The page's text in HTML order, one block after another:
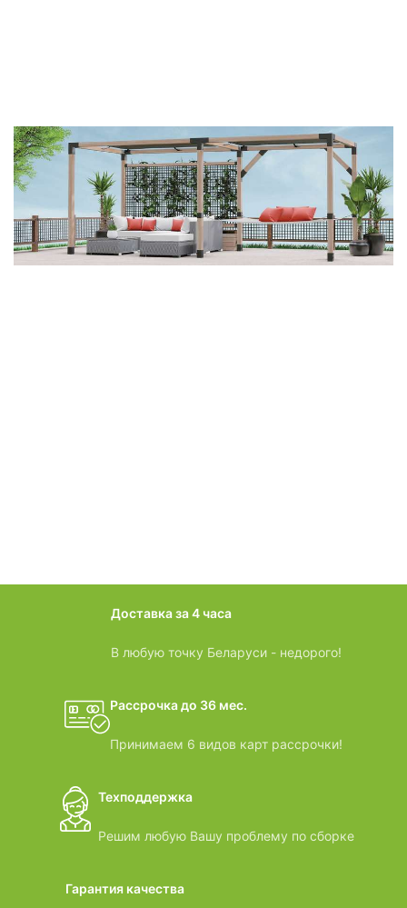
фотогалерея
ДОМИКИ
дачные домики
ВИДЕООБЗОРЫ
Доставка за 4 часа
В любую точку Беларуси - недорого!
Рассрочка до 36 мес.
Принимаем 6 видов карт рассрочки!
Техподдержка
Решим любую Вашу проблему по сборке
Гарантия качества